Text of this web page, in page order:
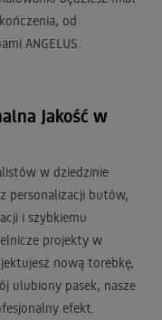
od
ANGELUS.
Jakość w
w dziedzinie
personalizacji butów,
i szybkiemu
projekty w
nową torebkę,
ulubiony pasek, nasze
efekt.